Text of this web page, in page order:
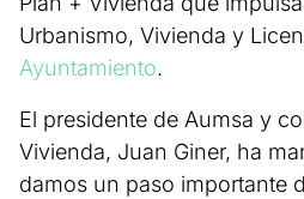
Urbanismo, Vivienda y
Ayuntamiento.
El presidente de Aumsa y
Vivienda, Juan Giner, ha
damos un paso importante